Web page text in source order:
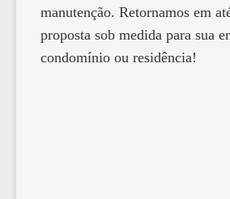
manutenção. Retornamos em
proposta sob medida para sua
condomínio ou residência!